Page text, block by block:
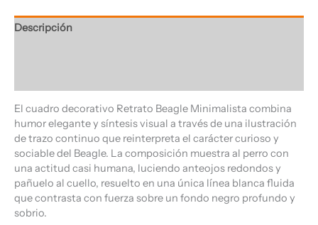
Descripción
El cuadro decorativo Retrato Beagle Minimalista combina
humor elegante y síntesis visual a través de una ilustración
de trazo continuo que reinterpreta el carácter curioso y
sociable del Beagle. La composición muestra al perro con
una actitud casi humana, luciendo anteojos redondos y
pañuelo al cuello, resuelto en una única línea blanca fluida
que contrasta con fuerza sobre un fondo negro profundo y
sobrio.